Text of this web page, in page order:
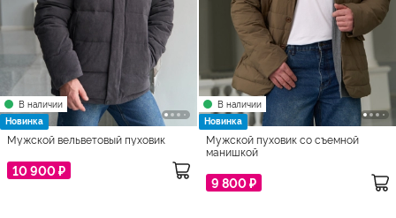
В наличии
Новинка
Мужской вельветовый пуховик
10 900 ₽
В наличии
Новинка
Мужской пуховик со съемной
манишкой
9 800 ₽